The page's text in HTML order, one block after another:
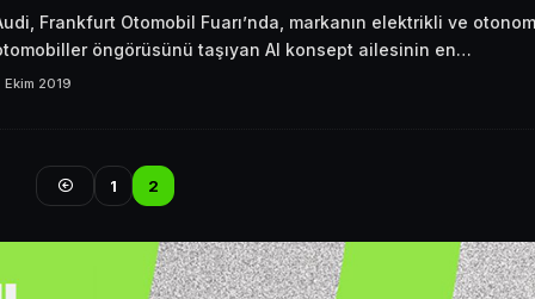
Frankfurt Otomobil Fuarı’nda, markanın elektrikli ve otonom
öngörüsünü taşıyan AI konsept ailesinin en…
Ekim 2019
1 2